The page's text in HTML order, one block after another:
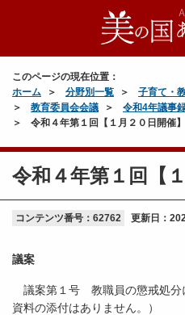
このページの現在位置：
ホーム
分野別一覧 子育て・
教育委員会会議
令和4年議事
令和４年第１回【１月２０日開催】
令和４年第１回【
コンテンツ番号：62762 更新日：
議案
議案第１号 教職員の懲戒処分
資料の添付はありません。）